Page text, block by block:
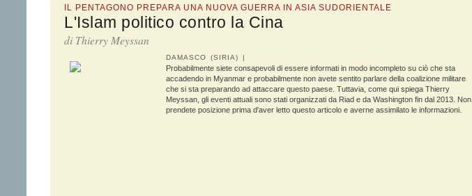
IL PENTAGONO PREPARA UNA NUOVA GUERRA IN ASIA SUDORIENTALE
L'Islam politico contro la Cina
di Thierry Meyssan
DAMASCO (SIRIA) |
Probabilmente siete consapevoli di essere informati in modo incompleto su ciò che sta
accadendo in Myanmar e probabilmente non avete sentito parlare della coalizione militare
che si sta preparando ad attaccare questo paese. Tuttavia, come qui spiega Thierry
Meyssan, gli eventi attuali sono stati organizzati da Riad e da Washington fin dal 2013. Non
prendete posizione prima d'aver letto questo articolo e averne assimilato le informazioni.